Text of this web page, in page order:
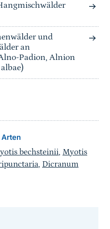
und
an
Padion, Alnion
Arten
bechsteinii, Myotis
, Dicranum